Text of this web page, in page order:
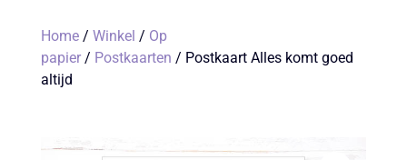
Home/ Winkel / Op
papier/ Postkaarten / Postkaart Alles komt goed
altijd